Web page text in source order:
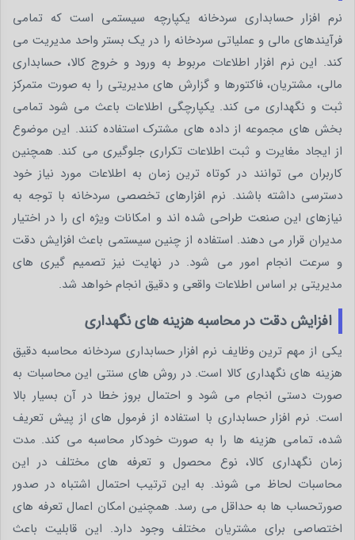
نرم افزار حسابداری سردخانه یکپارچه سیستمی است که تمامی
فرآیندهای مالی و عملیاتی سردخانه را در یک بستر واحد مدیریت می
کند. این نرم افزار اطلاعات مربوط به ورود و خروج کالا، حسابداری
مالی، مشتریان، فاکتورها و گزارش های مدیریتی را به صورت متمرکز
ثبت و نگهداری می کند. یکپارچگی اطلاعات باعث می شود تمامی
بخش های مجموعه از داده های مشترک استفاده کنند. این موضوع
از ایجاد مغایرت و ثبت اطلاعات تکراری جلوگیری می کند. همچنین
کاربران می توانند در کوتاه ترین زمان به اطلاعات مورد نیاز خود
دسترسی داشته باشند. نرم افزارهای تخصصی سردخانه با توجه به
نیازهای این صنعت طراحی شده اند و امکانات ویژه ای را در اختیار
مدیران قرار می دهند. استفاده از چنین سیستمی باعث افزایش دقت
و سرعت انجام امور می شود. در نهایت نیز تصمیم گیری های
مدیریتی بر اساس اطلاعات واقعی و دقیق انجام خواهد شد.
افزایش دقت در محاسبه هزینه های نگهداری
یکی از مهم ترین وظایف نرم افزار حسابداری سردخانه محاسبه دقیق
هزینه های نگهداری کالا است. در روش های سنتی این محاسبات به
صورت دستی انجام می شود و احتمال بروز خطا در آن بسیار بالا
است. نرم افزار حسابداری با استفاده از فرمول های از پیش تعریف
شده، تمامی هزینه ها را به صورت خودکار محاسبه می کند. مدت
زمان نگهداری کالا، نوع محصول و تعرفه های مختلف در این
محاسبات لحاظ می شوند. به این ترتیب احتمال اشتباه در صدور
صورتحساب ها به حداقل می رسد. همچنین امکان اعمال تعرفه های
اختصاصی برای مشتریان مختلف وجود دارد. این قابلیت باعث